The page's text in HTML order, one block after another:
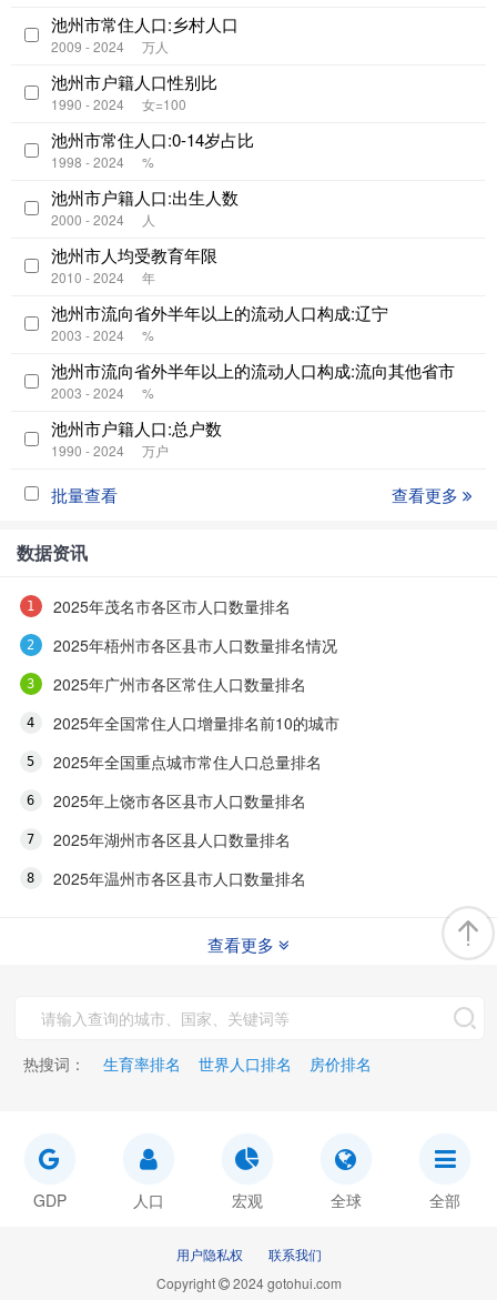
池州市常住人口:乡村人口
2009 - 2024 万人
池州市户籍人口性别比
1990 - 2024 女=100
池州市常住人口:0-14岁占比
1998 - 2024 %
池州市户籍人口:出生人数
2000 - 2024 人
池州市人均受教育年限
2010 - 2024 年
池州市流向省外半年以上的流动人口构成:辽宁
2003 - 2024 %
池州市流向省外半年以上的流动人口构成:流向其他省市
2003 - 2024 %
池州市户籍人口:总户数
1990 - 2024 万户
批量查看 查看更多
数据资讯
2025年茂名市各区市人口数量排名
2025年梧州市各区县市人口数量排名情况
2025年广州市各区常住人口数量排名
2025年全国常住人口增量排名前10的城市
2025年全国重点城市常住人口总量排名
2025年上饶市各区县市人口数量排名
2025年湖州市各区县人口数量排名
2025年温州市各区县市人口数量排名
查看更多
热搜词： 生育率排名 世界人口排名 房价排名
GDP 人口 宏观 全球 全部
用户隐私权
联系我们
Copyright
2024 gotohui.com